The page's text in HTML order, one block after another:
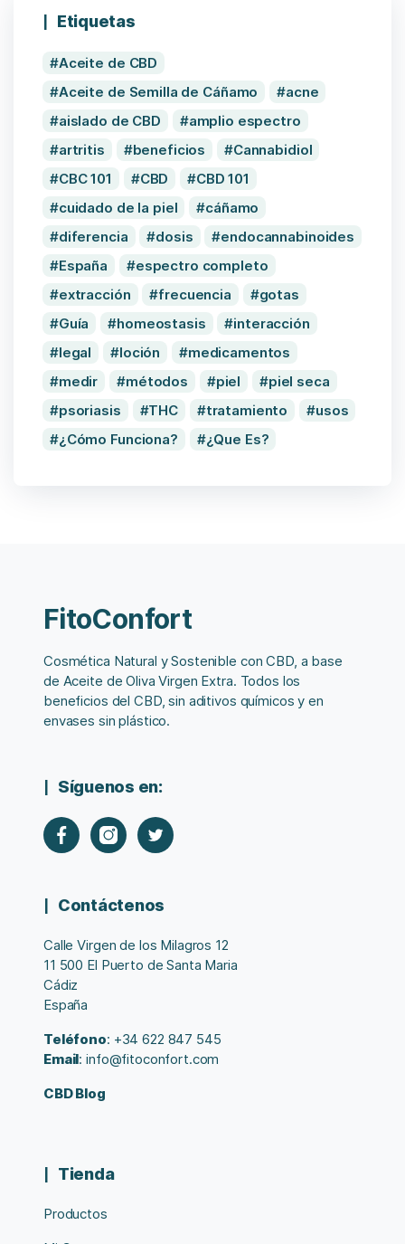
Etiquetas
Aceite de CBD
Aceite de Semilla de Cáñamo
acne
aislado de CBD
amplio espectro
artritis
beneficios
Cannabidiol
CBC 101
CBD
CBD 101
cuidado de la piel
cáñamo
diferencia
dosis
endocannabinoides
España
espectro completo
extracción
frecuencia
gotas
Guía
homeostasis
interacción
legal
loción
medicamentos
medir
métodos piel
piel seca
psoriasis
THC tratamiento
usos
¿Cómo Funciona?
¿Que Es?
FitoConfort
Cosmética Natural y Sostenible con CBD, a base
de Aceite de Oliva Virgen Extra. Todos los
beneficios del CBD, sin aditivos químicos y en
envases sin plástico.
Síguenos en:
Contáctenos
Calle Virgen de los Milagros 12
11 500 El Puerto de Santa Maria
Cádiz
España
Teléfono: +34 622 847 545
Email: info@fitoconfort.com
CBD Blog
Tienda
Productos